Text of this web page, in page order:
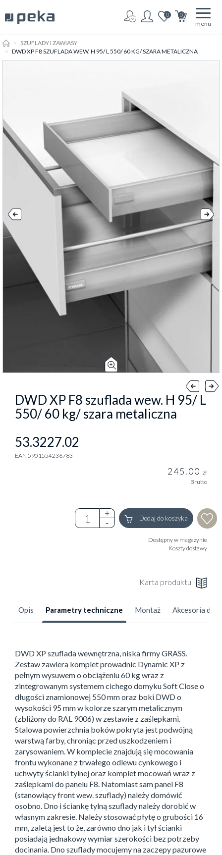
0 0
menu
HOMESZUFLADY I ZAWIASY
DWD XP F8 SZUFLADA WEW. H 95/ L 550/ 60 KG/ SZARA METALICZNA
DWD XP F8 szuflada wew. H 95/ L
550/ 60 kg/ szara metaliczna
53.3227.02
EAN 5901554236783
245.00 zł
Brutto
Dodaj do koszyka
Dostępny w magazynie
Koszty dostawy
Karta produktu
Opis Parametry techniczne Montaż Akcesoria
DWD XP szuflada wewnętrzna, niska firmy GRASS.
Zestaw zawiera komplet prowadnic Dynamic XP z
pełnym wysuwem o obciążeniu 60 kg wraz z
zintegrowanym systemem cichego domyku Soft Close o
długości znamionowej 550 mm oraz boki DWD o
wysokości 95 mm w kolorze szarym metalicznym
(zbliżony do RAL 9006) w zestawie z zaślepkami.
Stalowa powierzchnia boków pokryta jest podwójną
warstwą farby, chroniąc przed uszkodzeniem i
zarysowaniem. W komplecie znajdują się mocowania
frontu wykonane z trwałego odlewu cynkowego i
uchwyty ścianki tylnej oraz komplet mocowań wraz z
zaślepkami do panelu F8. Natomiast sam panel F8
(stanowiący front wew. szuflady) należy domówić
osobno. Dno i ściankę tylną szuflady należy dorobić w
własnym zakresie. Należy stosować płytę o grubości 16
mm, zaletą jest to że, zarówno dno jak i tył ścianki
posiadają jednakowy wymiar szerokości bez potrzeby
docinania. Dno szuflady mocujemy na zaczepy pazurowe